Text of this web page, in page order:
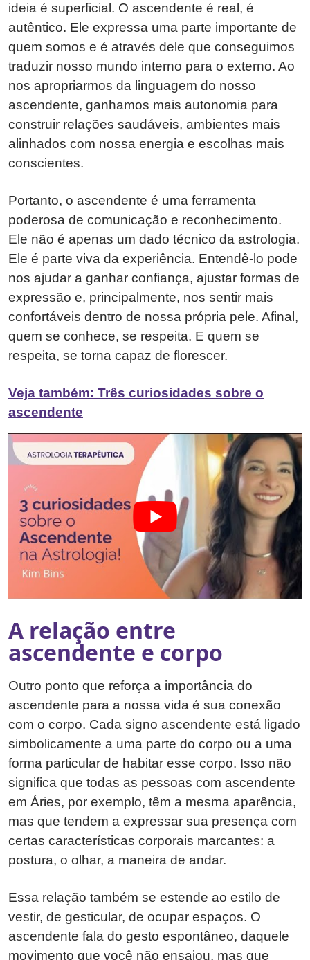
ideia é superficial. O ascendente é real, é
autêntico. Ele expressa uma parte importante de
quem somos e é através dele que conseguimos
traduzir nosso mundo interno para o externo. Ao
nos apropriarmos da linguagem do nosso
ascendente, ganhamos mais autonomia para
construir relações saudáveis, ambientes mais
alinhados com nossa energia e escolhas mais
conscientes.
Portanto, o ascendente é uma ferramenta
poderosa de comunicação e reconhecimento.
Ele não é apenas um dado técnico da astrologia.
Ele é parte viva da experiência. Entendê-lo pode
nos ajudar a ganhar confiança, ajustar formas de
expressão e, principalmente, nos sentir mais
confortáveis dentro de nossa própria pele. Afinal,
quem se conhece, se respeita. E quem se
respeita, se torna capaz de florescer.
Veja também: Três curiosidades sobre o
ascendente
A relação entre
ascendente e corpo
Outro ponto que reforça a importância do
ascendente para a nossa vida é sua conexão
com o corpo. Cada signo ascendente está ligado
simbolicamente a uma parte do corpo ou a uma
forma particular de habitar esse corpo. Isso não
significa que todas as pessoas com ascendente
em Áries, por exemplo, têm a mesma aparência,
mas que tendem a expressar sua presença com
certas características corporais marcantes: a
postura, o olhar, a maneira de andar.
Essa relação também se estende ao estilo de
vestir, de gesticular, de ocupar espaços. O
ascendente fala do gesto espontâneo, daquele
movimento que você não ensaiou, mas que